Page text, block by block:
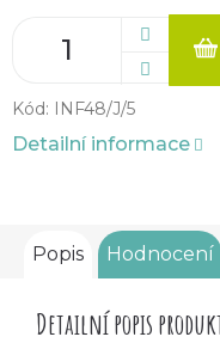
Kód: INF48/J/5
Detailní informace
Popis Hodnocení
Detailní popis